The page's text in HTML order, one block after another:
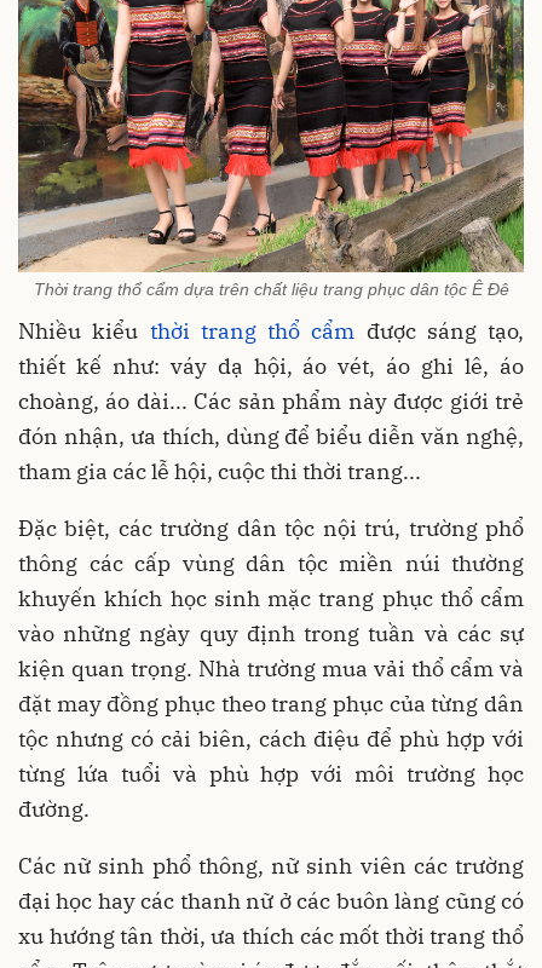
Thời trang thổ cẩm dựa trên chất liệu trang phục dân tộc Ê Đê
Nhiều kiểu thời trang thổ cẩm được sáng tạo,
thiết kế như: váy dạ hội, áo vét, áo ghi lê, áo
choàng, áo dài... Các sản phẩm này được giới trẻ
đón nhận, ưa thích, dùng để biểu diễn văn nghệ,
tham gia các lễ hội, cuộc thi thời trang...
Đặc biệt, các trường dân tộc nội trú, trường phổ
thông các cấp vùng dân tộc miền núi thường
khuyến khích học sinh mặc trang phục thổ cẩm
vào những ngày quy định trong tuần và các sự
kiện quan trọng. Nhà trường mua vải thổ cẩm và
đặt may đồng phục theo trang phục của từng dân
tộc nhưng có cải biên, cách điệu để phù hợp với
từng lứa tuổi và phù hợp với môi trường học
đường.
Các nữ sinh phổ thông, nữ sinh viên các trường
đại học hay các thanh nữ ở các buôn làng cũng có
xu hướng tân thời, ưa thích các mốt thời trang thổ